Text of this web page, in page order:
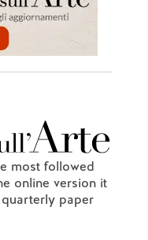
most followed
online version it
paper